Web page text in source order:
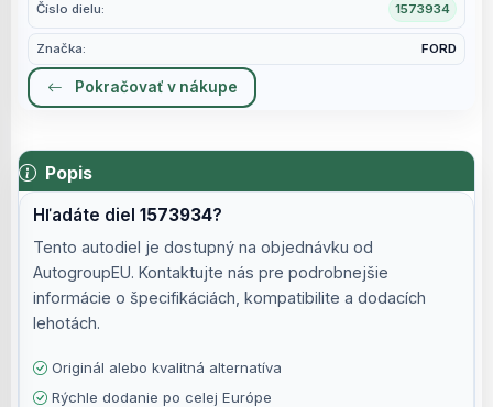
Číslo dielu: 1573934
Značka: FORD
Pokračovať v nákupe
Popis
Hľadáte diel1573934?
Tento autodiel je dostupný na objednávku od
AutogroupEU. Kontaktujte nás pre podrobnejšie
informácie o špecifikáciách, kompatibilite a dodacích
lehotách.
Originál alebo kvalitná alternatíva
Rýchle dodanie po celej Európe